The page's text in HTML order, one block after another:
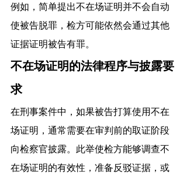
例如，简单提出不在场证明并不会自动
使被告脱罪，检方可能依然会通过其他
证据证明被告有罪。
不在场证明的法律程序与披露要
求
在刑事案件中，如果被告打算使用不在
场证明，通常需要在审判前的取证阶段
向检察官披露。此举使检方能够调查不
在场证明的有效性，准备反驳证据，或